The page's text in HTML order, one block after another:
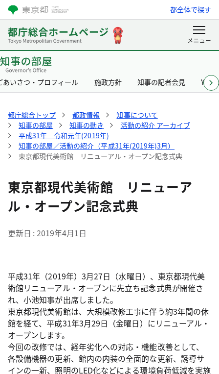
都全体で探す
あいさつ・プロフィール 施政方針 知事の記者会見
都庁総合トップ 都政情報
知事について
知事の部屋
知事の動き
活動の紹介 アーカイブ
平成31年 令和元年(2019年)
知事の部屋／活動の紹介（平成31年(2019年)3月）
東京都現代美術館 リニューアル・オープン記念式典
東京都現代美術館 リニューア
ル・オープン記念式典
更新日 2019年4月1日
平成31年（2019年）3月27日（水曜日）、東京都現代美
術館リニューアル・オープンに先立ち記念式典が開催さ
れ、小池知事が出席しました。
東京都現代美術館は、大規模改修工事に伴う約3年間の休
館を経て、平成31年3月29日（金曜日）にリニューアル・
オープンします。
今回の改修では、経年劣化への対応・機能改善として、
各設備機器の更新、館内の内装の全面的な更新、誘導サ
インの一新、照明のLED化などによる環境負荷低減を実施